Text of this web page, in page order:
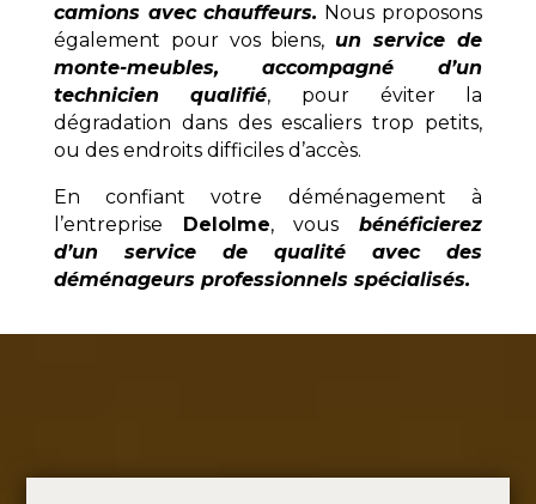
camions avec chauffeurs. Nous proposons
également pour vos biens, un service de
monte-meubles, accompagné d’un
technicien qualifié, pour éviter la
dégradation dans des escaliers trop petits,
ou des endroits difficiles d’accès.
En confiant votre déménagement à
l’entreprise
Delolme, vousbénéficierez
d’un service de qualité avec des
déménageurs professionnels spécialisés.